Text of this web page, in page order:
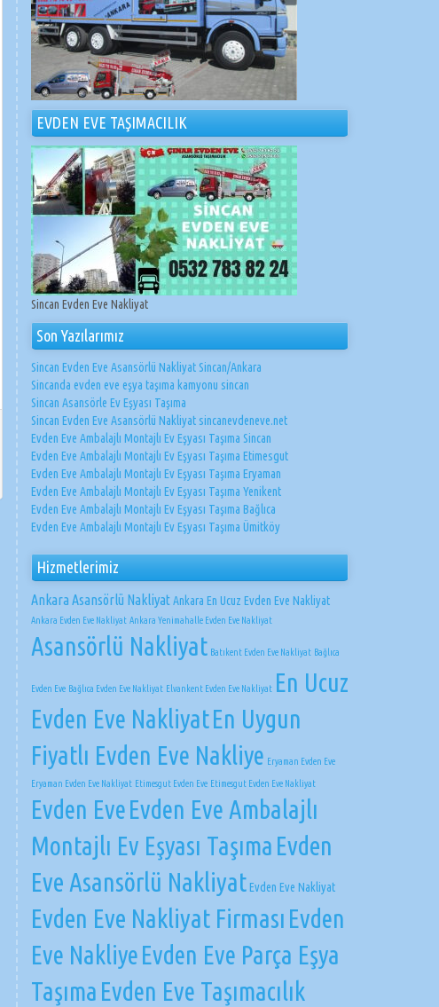
EVDEN EVE TAŞIMACILIK
Sincan Evden Eve Nakliyat
Son Yazılarımız
Sincan Evden Eve Asansörlü Nakliyat Sincan/Ankara
Sincanda evden eve eşya taşıma kamyonu sincan
Sincan Asansörle Ev Eşyası Taşıma
Sincan Evden Eve Asansörlü Nakliyat sincanevdeneve.net
Evden Eve Ambalajlı Montajlı Ev Eşyası Taşıma Sincan
Evden Eve Ambalajlı Montajlı Ev Eşyası Taşıma Etimesgut
Evden Eve Ambalajlı Montajlı Ev Eşyası Taşıma Eryaman
Evden Eve Ambalajlı Montajlı Ev Eşyası Taşıma Yenikent
Evden Eve Ambalajlı Montajlı Ev Eşyası Taşıma Bağlıca
Evden Eve Ambalajlı Montajlı Ev Eşyası Taşıma Ümitköy
Hizmetlerimiz
Ankara Asansörlü NakliyatAnkara En Ucuz Evden Eve Nakliyat
Ankara Evden Eve Nakliyat Ankara Yenimahalle Evden Eve Nakliyat
Asansörlü Nakliyat Batıkent Evden Eve Nakliyat Bağlıca
Evden Eve Bağlıca Evden Eve Nakliyat Elvankent Evden Eve Nakliyat En Ucuz
Evden Eve NakliyatEn Uygun
Fiyatlı Evden Eve Nakliye Eryaman Evden Eve
Eryaman Evden Eve Nakliyat Etimesgut Evden Eve Etimesgut Evden Eve Nakliyat
Evden EveEvden Eve Ambalajlı
Montajlı Ev Eşyası Taşıma Evden
Eve Asansörlü NakliyatEvden Eve Nakliyat
Evden Eve Nakliyat Firması Evden
Eve NakliyeEvden Eve Parça Eşya
Taşıma Evden Eve Taşımacılık